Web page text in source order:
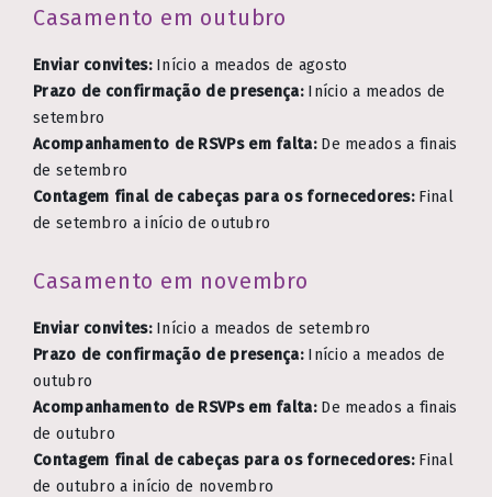
Casamento em outubro
Enviar convites:Início a meados de agosto
Prazo de confirmação de presença:Início a meados de
setembro
Acompanhamento de RSVPs em falta:De meados a finais
de setembro
Contagem final de cabeças para os fornecedores:Final
de setembro a início de outubro
Casamento em novembro
Enviar convites:Início a meados de setembro
Prazo de confirmação de presença:Início a meados de
outubro
Acompanhamento de RSVPs em falta:De meados a finais
de outubro
Contagem final de cabeças para os fornecedores:Final
de outubro a início de novembro